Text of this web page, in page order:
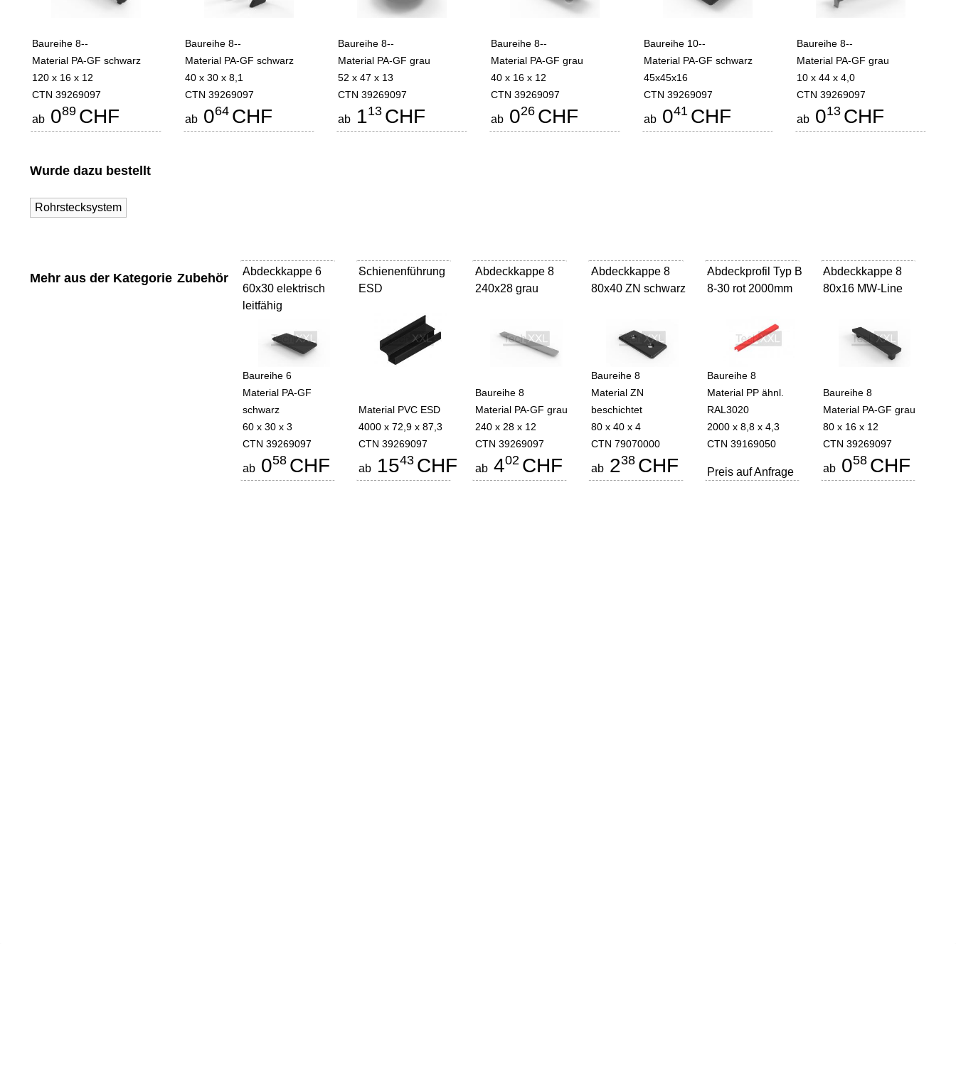
Baureihe 8--
Material PA-GF schwarz
120 x 16 x 12
CTN 39269097
ab 089 CHF
Baureihe 8--
Material PA-GF schwarz
40 x 30 x 8,1
CTN 39269097
ab 064 CHF
Baureihe 8--
Material PA-GF grau
52 x 47 x 13
CTN 39269097
ab 113 CHF
Baureihe 8--
Material PA-GF grau
40 x 16 x 12
CTN 39269097
ab 026 CHF
Baureihe 10--
Material PA-GF schwarz
45x45x16
CTN 39269097
ab 041 CHF
Baureihe 8--
Material PA-GF grau
10 x 44 x 4,0
CTN 39269097
ab 013 CHF
Wurde dazu bestellt
Rohrstecksystem
Mehr aus der Kategorie Zubehör
Abdeckkappe 6
60x30 elektrisch
leitfähig
-
Baureihe 6
Material PA-GF
schwarz
60 x 30 x 3
CTN 39269097
ab 058 CHF
Schienenführung
ESD
-
Material PVC ESD
4000 x 72,9 x 87,3
CTN 39269097
ab 1543 CHF
Abdeckkappe 8
240x28 grau
-
Baureihe 8
Material PA-GF grau
240 x 28 x 12
CTN 39269097
ab402 CHF
Abdeckkappe 8
80x40 ZN schwarz
-
Baureihe 8
Material ZN
beschichtet
80 x 40 x 4
CTN 79070000
ab238 CHF
Abdeckprofil Typ B
8-30 rot 2000mm
-
Baureihe 8
Material PP ähnl.
RAL3020
2000 x 8,8 x 4,3
CTN 39169050
Preis auf Anfrage
Abdeckkappe 8
80x16 MW-Line
-
Baureihe 8
Material PA-GF grau
80 x 16 x 12
CTN 39269097
ab058 CHF